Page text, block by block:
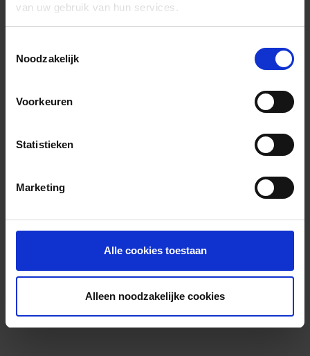
van uw gebruik van hun services.
Noodzakelijk
Voorkeuren
Statistieken
Marketing
Alle cookies toestaan
Alleen noodzakelijke cookies